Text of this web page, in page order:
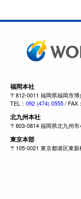
福岡本社
〒812-0011 福岡県福岡市
TEL： 092 (474) 0555/ FAX
北九州本社
〒803-0814 福岡県北九州
東京本部
〒105-0021 東京都港区東